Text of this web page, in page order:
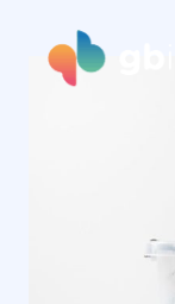
contenido